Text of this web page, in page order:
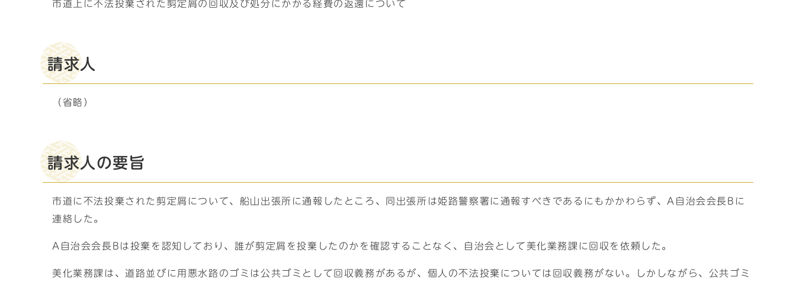
市道上に不法投棄された剪定屑の回収及び処分にかかる経費の返還について
請求人
（省略）
請求人の要旨
市道に不法投棄された剪定屑について、船山出張所に通報したところ、同出張所は姫路警察署に通報すべきであるにもかかわらず、A自治会会長Bに
連絡した。
A自治会会長Bは投棄を認知しており、誰が剪定屑を投棄したのかを確認することなく、自治会として美化業務課に回収を依頼した。
美化業務課は、道路並びに用悪水路のゴミは公共ゴミとして回収義務があるが、個人の不法投棄については回収義務がない。しかしながら、公共ゴミ